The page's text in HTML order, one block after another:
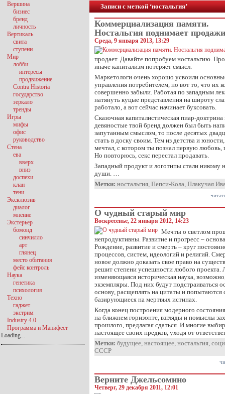
Записи с меткой ‘ностальгия’
Коммерциализация памяти.
Ностальгия поднимает
Среда, 9 января 2013, 13:29
продает. Давайте попробуем ностальгию.
иначе капитализм потеряет смысл.
Маркетологи очень хорошо усвоили
управления потребителем, но вот то, что их
совершенно забыли. Работая по западным
натянуть куцые представления на широту
работало, а вот сейчас начинает буксовать.
Сказочная капиталистическая пиар-
девяностые твой бренд должен был быть
запутанным смыслом, то после десятых
стать в доску своим. Тем из детства и
мечтал, с котором ты познал первую
Но повторюсь, секс перестал продавать.
Западный продукт и логотипы стали никому
души. …
Метки: ностальгия, Пепси-Кола, Плакучая
О чудный старый мир
Воскресенье, 22 января 2012, 14:23
Мечты о светлом
непродуктивны. Развитие и прогресс –
Рождение, развитие и смерть – круг
процессов, систем, идеологий и религий.
новое должно доказать свое право на
решит степени успешности любого проекта.
изменяющаяся историческая наука,
экземпляры. Под них будут подстраиваться
основу, расщеплять на цитаты и попытаются
базирующиеся на мертвых истинах.
Когда конец построения модерного
на ближнем горизонте, взгляды и помыслы
прошлого, предлагая сдаться. И многие
настоящее своих предков, уходя от
Метки: будущее, настоящее, ностальгия,
СССР
Верните Джельсомино
Четверг, 29 декабря 2011, 12:01
Вершина
бизнес
бренд
личность
Вертикаль
свита
ступени
Мир
лобби
интересы
продвижение
Contra Historia
государство
зеркало
тренды
Игры
мифы
офис
руководство
Стена
ева
вверх
вниз
доспехи
клан
тени
Эксклюзив
диалог
мнение
Экстерьер
бомонд
синчилло
арт
глянец
место обитания
фейс контроль
Наука
генетика
психология
Техно
гаджет
экстрим
Industry 4.0
Программа и Манифест
Loading...